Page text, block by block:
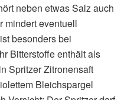
neben etwas Salz auch
mindert eventuell
besonders bei
Bitterstoffe enthält als
Spritzer Zitronensaft
Bleichspargel